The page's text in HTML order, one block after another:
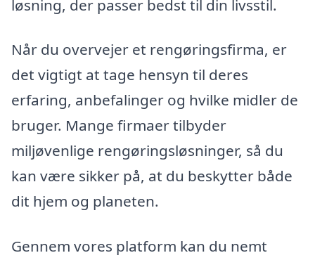
løsning, der passer bedst til din livsstil.
Når du overvejer et rengøringsfirma, er
det vigtigt at tage hensyn til deres
erfaring, anbefalinger og hvilke midler de
bruger. Mange firmaer tilbyder
miljøvenlige rengøringsløsninger, så du
kan være sikker på, at du beskytter både
dit hjem og planeten.
Gennem vores platform kan du nemt